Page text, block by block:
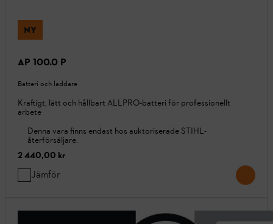
NY
AP 100.0 P
Batteri och laddare
Kraftigt, lätt och hållbart ALLPRO-batteri för professionellt
arbete
Denna vara finns endast hos auktoriserade STIHL-
återförsäljare.
2 440,00 kr
Jämför